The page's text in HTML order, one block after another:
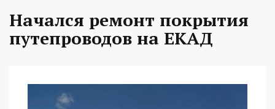
Начался ремонт покрытия
путепроводов на ЕКАД